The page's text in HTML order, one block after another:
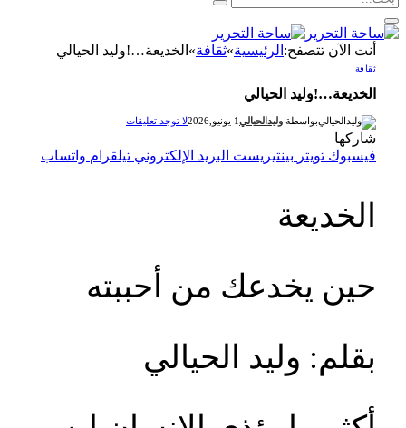
أنت الآن تتصفح:الرئيسية»ثقافة»الخديعة…!وليد الحيالي
ثقافة
الخديعة…!وليد الحيالي
بواسطة وليدالحيالي1 يونيو,2026 لا توجد تعليقات
شاركها
فيسبوك تويتر بينتيريست البريد الإلكتروني تيلقرام واتساب
الخديعة
حين يخدعك من أحببته
بقلم: وليد الحيالي